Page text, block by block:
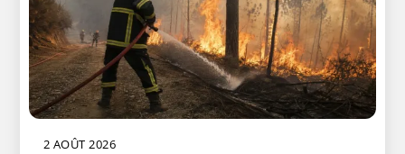
2 AOÛT 2026